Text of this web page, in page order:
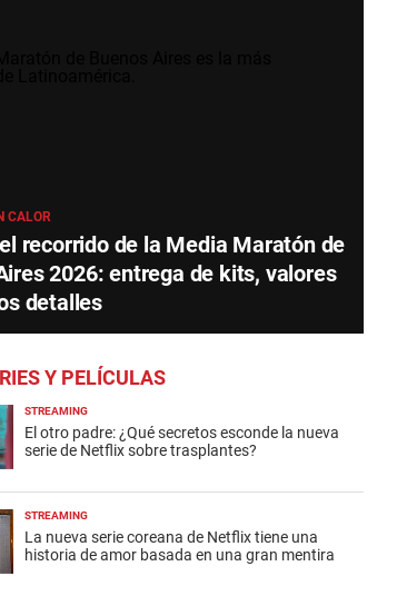
CALOR
recorrido de la Media Maratón de
2026: entrega de kits, valores
detalles
Y PELÍCULAS
STREAMING
El otro padre: ¿Qué secretos esconde la nueva
serie de Netflix sobre trasplantes?
STREAMING
La nueva serie coreana de Netflix tiene una
historia de amor basada en una gran mentira